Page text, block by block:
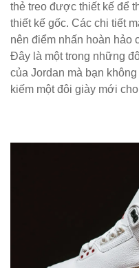
thẻ treo được thiết kế để
thiết kế gốc. Các chi tiết
nên điểm nhấn hoàn hảo
Đây là một trong những
của Jordan mà bạn
kiếm một đôi giày mới